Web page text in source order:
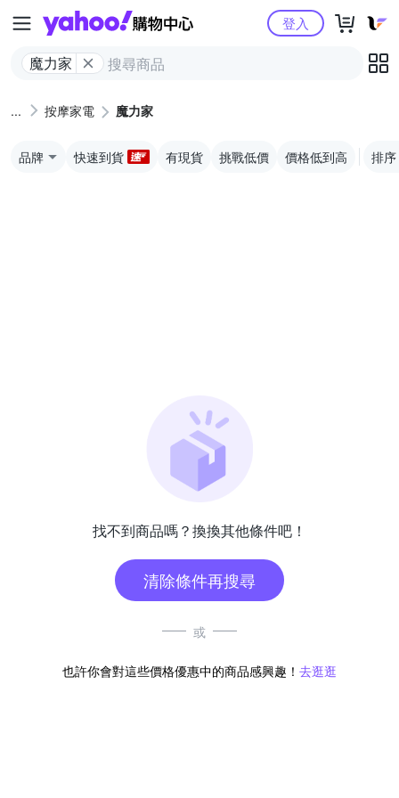
Yahoo購物中心
魔力家
登入
按摩家電 魔力家
品牌 快速到貨 有現貨 挑戰低價 價格低到高 排序
找不到商品嗎？換換其他條件吧！
清除條件再搜尋
或
也許你會對這些價格優惠中的商品感興趣！ 去逛逛